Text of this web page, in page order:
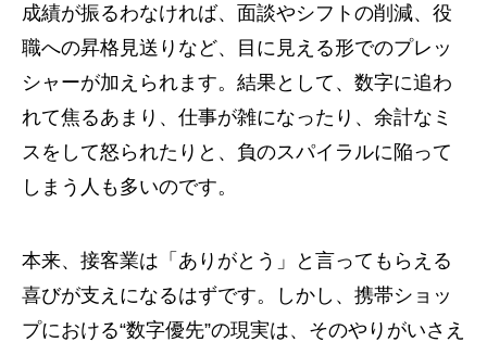
成績が振るわなければ、面談やシフトの削減、役
職への昇格見送りなど、目に見える形でのプレッ
シャーが加えられます。結果として、数字に追わ
れて焦るあまり、仕事が雑になったり、余計なミ
スをして怒られたりと、負のスパイラルに陥って
しまう人も多いのです。
本来、接客業は「ありがとう」と言ってもらえる
喜びが支えになるはずです。しかし、携帯ショッ
プにおける“数字優先”の現実は、そのやりがいさえ